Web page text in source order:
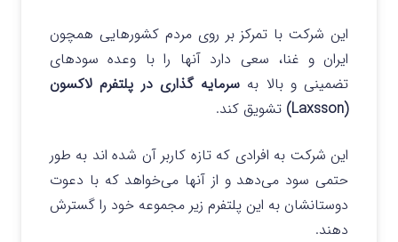
این شرکت با تمرکز بر روی مردم کشور‌هایی همچون
ایران و غنا، سعی دارد آنها را با وعده سودهای
تضمینی و بالا به سرمایه گذاری در پلتفرم لاکسون
(Laxsson)
تشویق کند.
این شرکت به افرادی که تازه کاربر آن شده اند به طور
حتمی سود می‌دهد و از آنها می‌خواهد که با دعوت
دوستانشان به این پلتفرم زیر مجموعه خود را گسترش
دهند.